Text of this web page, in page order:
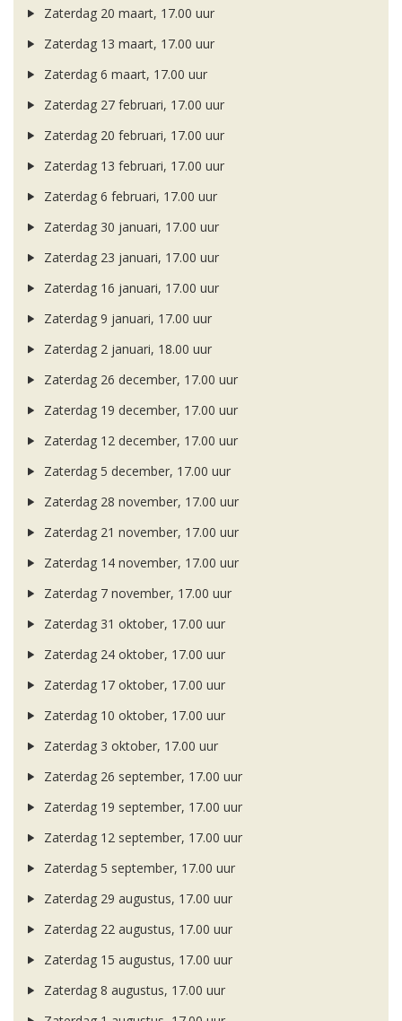
Zaterdag 20 maart, 17.00 uur
Zaterdag 13 maart, 17.00 uur
Zaterdag 6 maart, 17.00 uur
Zaterdag 27 februari, 17.00 uur
Zaterdag 20 februari, 17.00 uur
Zaterdag 13 februari, 17.00 uur
Zaterdag 6 februari, 17.00 uur
Zaterdag 30 januari, 17.00 uur
Zaterdag 23 januari, 17.00 uur
Zaterdag 16 januari, 17.00 uur
Zaterdag 9 januari, 17.00 uur
Zaterdag 2 januari, 18.00 uur
Zaterdag 26 december, 17.00 uur
Zaterdag 19 december, 17.00 uur
Zaterdag 12 december, 17.00 uur
Zaterdag 5 december, 17.00 uur
Zaterdag 28 november, 17.00 uur
Zaterdag 21 november, 17.00 uur
Zaterdag 14 november, 17.00 uur
Zaterdag 7 november, 17.00 uur
Zaterdag 31 oktober, 17.00 uur
Zaterdag 24 oktober, 17.00 uur
Zaterdag 17 oktober, 17.00 uur
Zaterdag 10 oktober, 17.00 uur
Zaterdag 3 oktober, 17.00 uur
Zaterdag 26 september, 17.00 uur
Zaterdag 19 september, 17.00 uur
Zaterdag 12 september, 17.00 uur
Zaterdag 5 september, 17.00 uur
Zaterdag 29 augustus, 17.00 uur
Zaterdag 22 augustus, 17.00 uur
Zaterdag 15 augustus, 17.00 uur
Zaterdag 8 augustus, 17.00 uur